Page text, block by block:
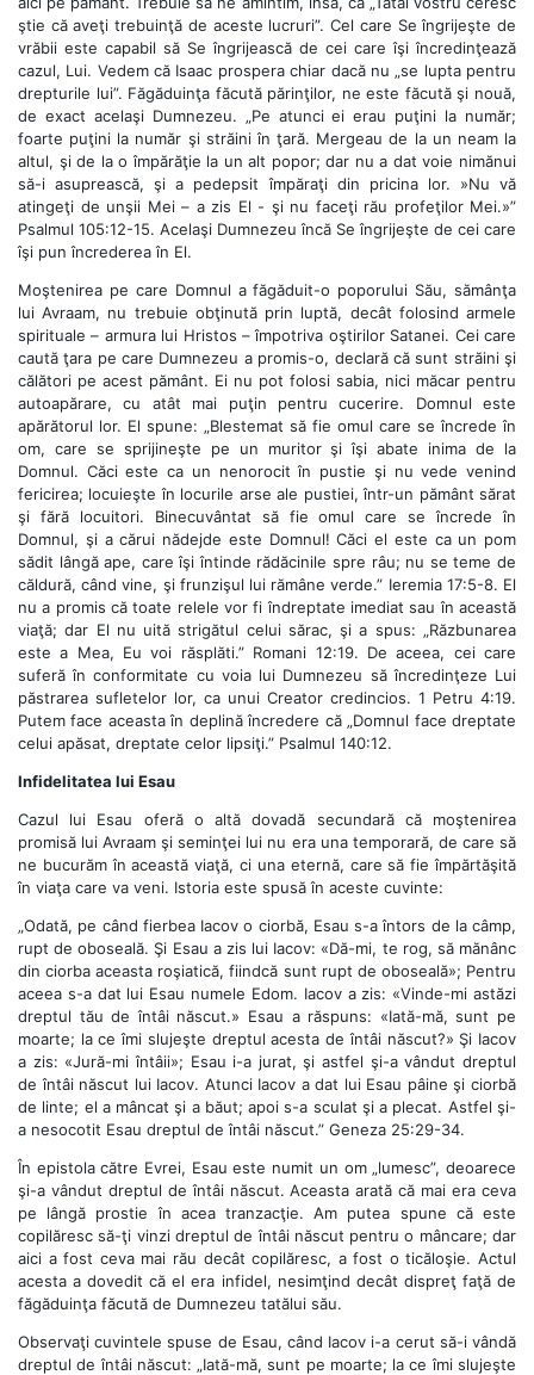
ştie că aveţi trebuinţă de aceste lucruri”. Cel care Se îngrijeşte de
vrăbii este capabil să Se îngrijească de cei care îşi încredinţează
cazul, Lui. Vedem că Isaac prospera chiar dacă nu „se lupta pentru
drepturile lui”. Făgăduinţa făcută părinţilor, ne este făcută şi nouă,
de exact acelaşi Dumnezeu. „Pe atunci ei erau puţini la număr;
foarte puţini la număr şi străini în ţară. Mergeau de la un neam la
altul, şi de la o împărăţie la un alt popor; dar nu a dat voie nimănui
să-i asuprească, şi a pedepsit împăraţi din pricina lor. »Nu vă
atingeţi de unşii Mei – a zis El - şi nu faceţi rău profeţilor Mei.»”
Psalmul 105:12-15. Acelaşi Dumnezeu încă Se îngrijeşte de cei care
îşi pun încrederea în El.
Moştenirea pe care Domnul a făgăduit-o poporului Său, sămânţa
lui Avraam, nu trebuie obţinută prin luptă, decât folosind armele
spirituale – armura lui Hristos – împotriva oştirilor Satanei. Cei care
caută ţara pe care Dumnezeu a promis-o, declară că sunt străini şi
călători pe acest pământ. Ei nu pot folosi sabia, nici măcar pentru
autoapărare, cu atât mai puţin pentru cucerire. Domnul este
apărătorul lor. El spune: „Blestemat să fie omul care se încrede în
om, care se sprijineşte pe un muritor şi îşi abate inima de la
Domnul. Căci este ca un nenorocit în pustie şi nu vede venind
fericirea; locuieşte în locurile arse ale pustiei, într-un pământ sărat
şi fără locuitori. Binecuvântat să fie omul care se încrede în
Domnul, şi a cărui nădejde este Domnul! Căci el este ca un pom
sădit lângă ape, care îşi întinde rădăcinile spre râu; nu se teme de
căldură, când vine, şi frunzişul lui rămâne verde.” Ieremia 17:5-8. El
nu a promis că toate relele vor fi îndreptate imediat sau în această
viaţă; dar El nu uită strigătul celui sărac, şi a spus: „Răzbunarea
este a Mea, Eu voi răsplăti.” Romani 12:19. De aceea, cei care
suferă în conformitate cu voia lui Dumnezeu să încredinţeze Lui
păstrarea sufletelor lor, ca unui Creator credincios. 1 Petru 4:19.
Putem face aceasta în deplină încredere că „Domnul face dreptate
celui apăsat, dreptate celor lipsiţi.” Psalmul 140:12.
Infidelitatea lui Esau
Cazul lui Esau oferă o altă dovadă secundară că moştenirea
promisă lui Avraam şi seminţei lui nu era una temporară, de care să
ne bucurăm în această viaţă, ci una eternă, care să fie împărtăşită
în viaţa care va veni. Istoria este spusă în aceste cuvinte:
„Odată, pe când fierbea Iacov o ciorbă, Esau s-a întors de la câmp,
rupt de oboseală. Şi Esau a zis lui Iacov: «Dă-mi, te rog, să mănânc
din ciorba aceasta roşiatică, fiindcă sunt rupt de oboseală»; Pentru
aceea s-a dat lui Esau numele Edom. Iacov a zis: «Vinde-mi astăzi
dreptul tău de întâi născut.» Esau a răspuns: «Iată-mă, sunt pe
moarte; la ce îmi slujeşte dreptul acesta de întâi născut?» Şi Iacov
a zis: «Jură-mi întâii»; Esau i-a jurat, şi astfel şi-a vândut dreptul
de întâi născut lui Iacov. Atunci Iacov a dat lui Esau pâine şi ciorbă
de linte; el a mâncat şi a băut; apoi s-a sculat şi a plecat. Astfel şi-
a nesocotit Esau dreptul de întâi născut.” Geneza 25:29-34.
În epistola către Evrei, Esau este numit un om „lumesc”, deoarece
şi-a vândut dreptul de întâi născut. Aceasta arată că mai era ceva
pe lângă prostie în acea tranzacţie. Am putea spune că este
copilăresc să-ţi vinzi dreptul de întâi născut pentru o mâncare; dar
aici a fost ceva mai rău decât copilăresc, a fost o ticăloşie. Actul
acesta a dovedit că el era infidel, nesimţind decât dispreţ faţă de
făgăduinţa făcută de Dumnezeu tatălui său.
Observaţi cuvintele spuse de Esau, când Iacov i-a cerut să-i vândă
dreptul de întâi născut: „Iată-mă, sunt pe moarte; la ce îmi slujeşte